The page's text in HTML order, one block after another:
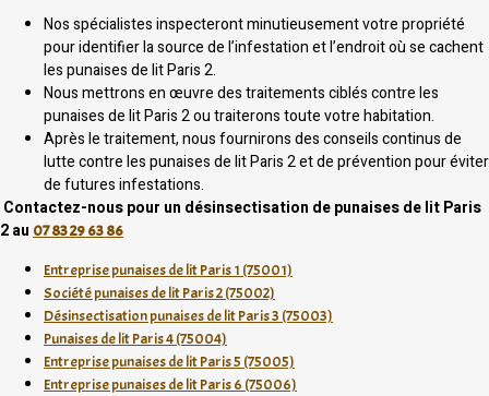
Nos spécialistes inspecteront minutieusement votre propriété
pour identifier la source de l’infestation et l’endroit où se cachent
les punaises de lit Paris 2.
Nous mettrons en œuvre des traitements ciblés contre les
punaises de lit Paris 2 ou traiterons toute votre habitation.
Après le traitement, nous fournirons des conseils continus de
lutte contre les punaises de lit Paris 2 et de prévention pour éviter
de futures infestations.
Contactez-nous pour un désinsectisation de punaises de lit Paris
2 au 07 83 29 63 86
Entreprise punaises de lit Paris 1 (75001)
Société punaises de lit Paris 2 (75002)
Désinsectisation punaises de lit Paris 3 (75003)
Punaises de lit Paris 4 (75004)
Entreprise punaises de lit Paris 5 (75005)
Entreprise punaises de lit Paris 6 (75006)